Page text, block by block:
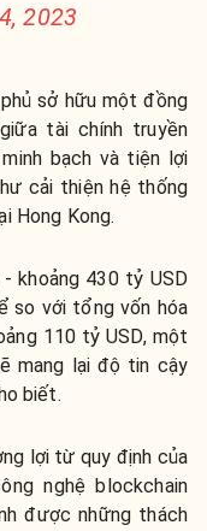
2023
sở hữu một đồng
tài chính truyền
bạch và tiện lợi
cải thiện hệ thống
Hong Kong.
khoảng 430 tỷ USD
so với tổng vốn hóa
110 tỷ USD, một
mang lại độ tin cậy
biết.
lợi từ quy định của
nghệ blockchain
được những thách